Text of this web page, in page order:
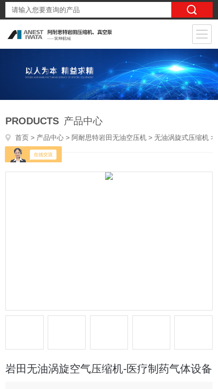
PRODUCTS 产品中心
首页 > 产品中心 > 阿耐思特岩田无油空压机 >无油涡旋式压缩机 > SLPJ-75B 7.5kw岩田无油涡旋空气压缩机-医疗制药气体设备
岩田无油涡旋空气压缩机-医疗制药气体设备